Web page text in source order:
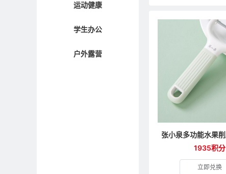
运动健康
学生办公
户外露营
1935积分
立即兑换